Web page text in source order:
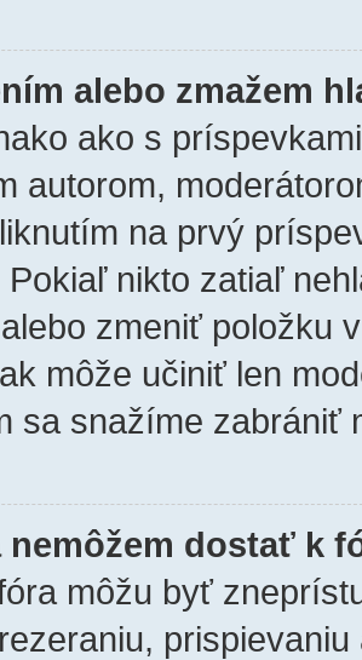
alebo zmažem
ako s
autorom,
na prvý
Pokiaľ nikto zatiaľ
zmeniť položku
môže učiniť len
sa snažíme zabrániť
nemôžem dostať k
môžu byť